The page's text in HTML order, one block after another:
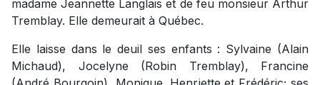
madame Jeannette Langlais et de feu monsieur Arthur
Tremblay. Elle demeurait à Québec.
Elle laisse dans le deuil ses enfants : Sylvaine (Alain
Michaud), Jocelyne (Robin Tremblay), Francine